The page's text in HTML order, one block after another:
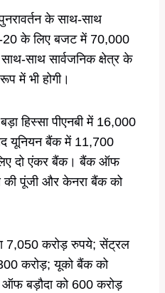
के साथ-साथ
के लिए बजट में 70,000
साथ सार्वजनिक क्षेत्र के
में भी होगी।
हिस्सा पीएनबी में 16,000
यूनियन बैंक में 11,700
दो एंकर बैंक। बैंक ऑफ
की पूंजी और केनरा बैंक को
7,050 करोड़ रुपये; सेंट्रल
करोड़; यूको बैंक को
बड़ौदा को 600 करोड़